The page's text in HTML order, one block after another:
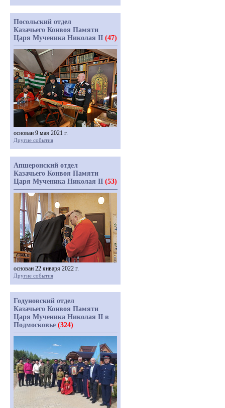
Посольский отдел
Казачьего Конвоя Памяти
Царя Мученика Николая II (47)
основан 9 мая 2021 г.
Другие события
Апшеронский отдел
Казачьего Конвоя Памяти
Царя Мученика Николая II (53)
основан 22 января 2022 г.
Другие события
Годуновский отдел
Казачьего Конвоя Памяти
Царя Мученика Николая II в
Подмосковье (324)